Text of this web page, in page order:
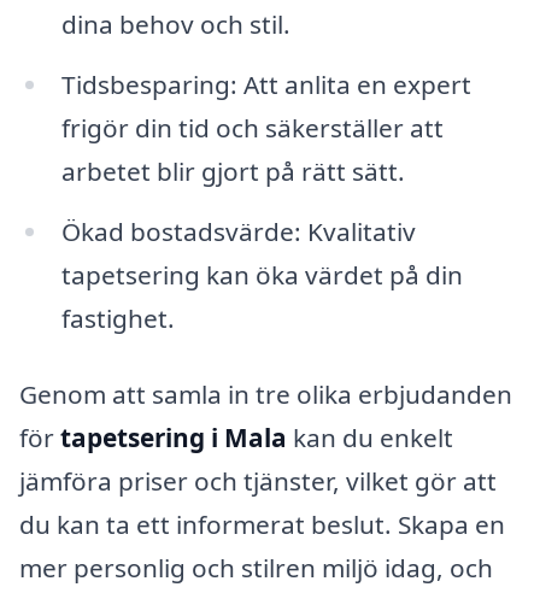
dina behov och stil.
Tidsbesparing: Att anlita en expert
frigör din tid och säkerställer att
arbetet blir gjort på rätt sätt.
Ökad bostadsvärde: Kvalitativ
tapetsering kan öka värdet på din
fastighet.
Genom att samla in tre olika erbjudanden
förtapetsering i Mala kan du enkelt
jämföra priser och tjänster, vilket gör att
du kan ta ett informerat beslut. Skapa en
mer personlig och stilren miljö idag, och